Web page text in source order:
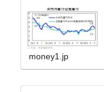
money1.jp